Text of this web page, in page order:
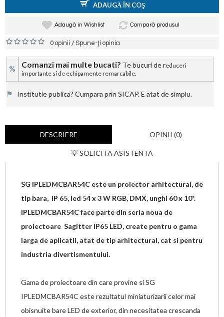
ADAUGĂ ÎN COŞ
Adaugă in Wishlist Compară produsul
0 opinii /Spune-ţi opinia
% Comanzi mai multe bucati? Te bucuri de reduceri
importante si de echipamente remarcabile.
⚑ Institutie publica? Cumpara prin SICAP. E atat de simplu.
DESCRIERE OPINII (0)
💡 SOLICITA ASISTENTA
SG IPLEDMCBAR54C este un proiector arhitectural, de
tip bara, IP 65, led 54 x 3 W RGB, DMX, unghi 60 x 10*.
IPLEDMCBAR54C face parte din seria noua de
proiectoare Sagitter IP65 LED, create pentru o gama
larga de aplicatii, atat de tip arhitectural, cat si pentru
industria divertismentului.
Gama de proiectoare din care provine si SG
IPLEDMCBAR54C este rezultatul miniaturizarii celor mai
obisnuite bare LED de exterior, din necesitatea crescanda